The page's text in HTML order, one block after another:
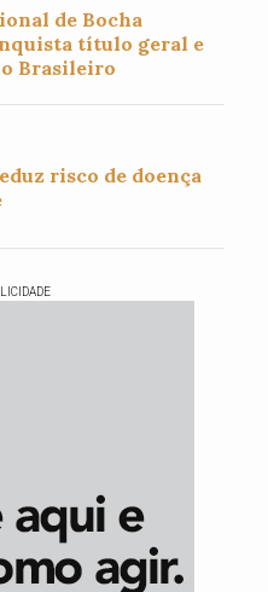
de Bocha
título geral e
Brasileiro
risco de doença